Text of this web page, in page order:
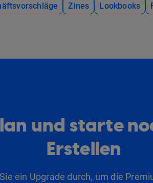
Zines Lookbooks
und starte
Erstellen
ein Upgrade durch, um die